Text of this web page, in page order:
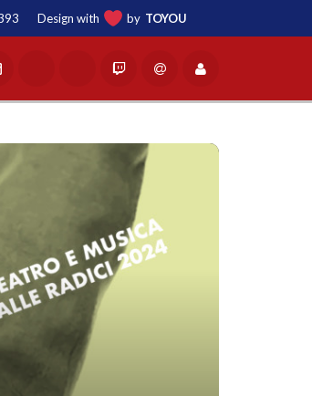
Design with by TOYOU